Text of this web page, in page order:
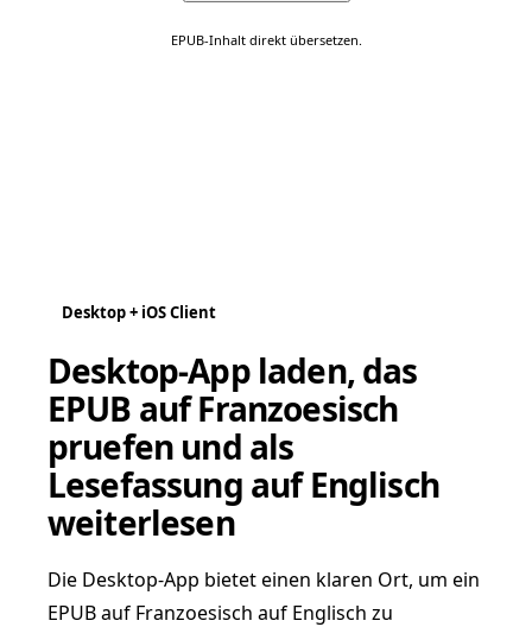
EPUB-Inhalt direkt übersetzen.
Desktop + iOS Client
Desktop-App laden, das
EPUB auf Franzoesisch
pruefen und als
Lesefassung auf Englisch
weiterlesen
Die Desktop-App bietet einen klaren Ort, um ein
EPUB auf Franzoesisch auf Englisch zu